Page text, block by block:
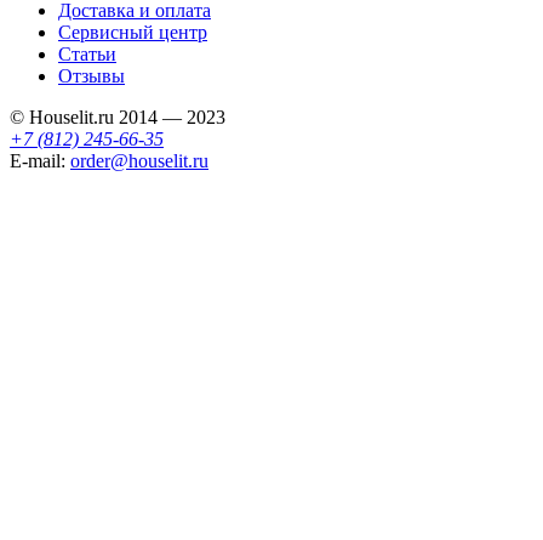
Доставка и оплата
Сервисный центр
Статьи
Отзывы
© Houselit.ru 2014 — 2023
+7 (812) 245-66-35
E-mail: order@houselit.ru